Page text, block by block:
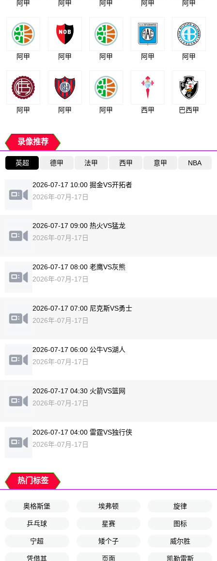
阿甲 阿甲 阿甲 阿甲 阿甲
阿甲 阿甲 阿甲 阿甲 阿甲
阿甲 阿甲 阿甲 西甲 巴西甲
录像推荐
英超 德甲 法甲 西甲 意甲 NBA
2026-07-17 10:00 掘金VS开拓者
2026年-07月-17日
2026-07-17 09:00 热火VS猛龙
2026年-07月-17日
2026-07-17 08:00 老鹰VS灰熊
2026年-07月-17日
2026-07-17 07:00 尼克斯VS勇士
2026年-07月-17日
2026-07-17 06:00 公牛VS湖人
2026年-07月-17日
2026-07-17 04:30 火箭VS篮网
2026年-07月-17日
2026-07-17 04:00 雷霆VS独行侠
2026年-07月-17日
热门标签
奥格斯堡 埃弗顿 旋律
乒乓球 星赛 图标
宁超 矮个子 威尔胜
凭借其 页面 凯勒雷斯